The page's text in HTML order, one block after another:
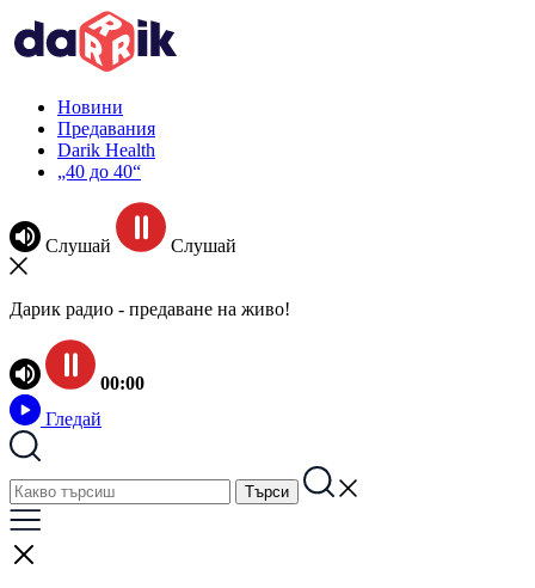
Новини
Предавания
Darik Health
„40 до 40“
Слушай Слушай
Дарик радио - предаване на живо!
00:00
Гледай